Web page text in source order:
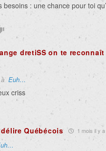
besoins : une chance pour toi
dretiSS on te reconnaît
Euh…
criss
Québécois 1 mois il y a